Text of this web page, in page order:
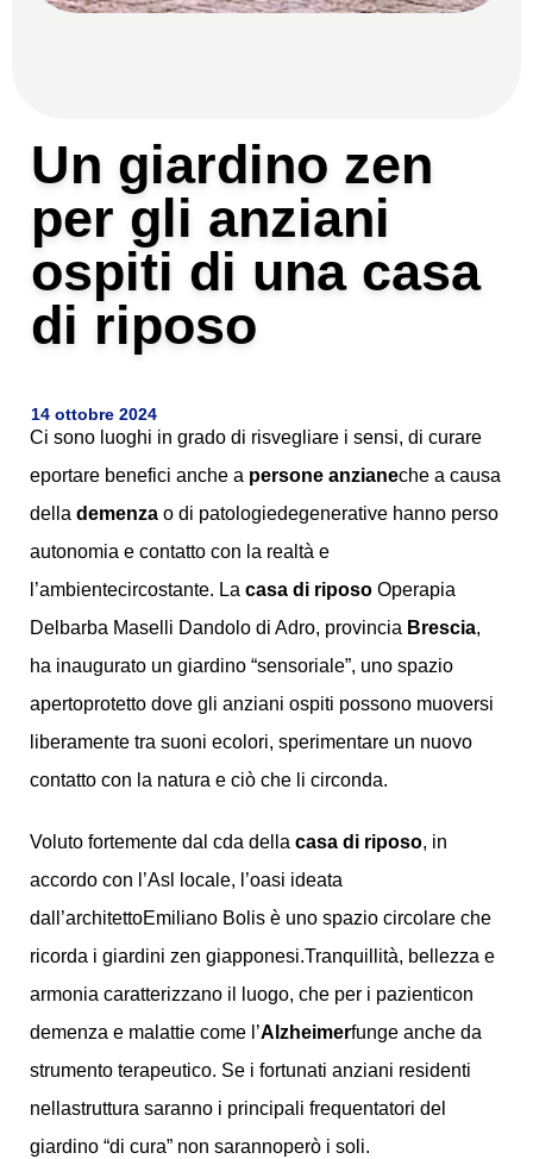
Un giardino zen
per gli anziani
ospiti di una casa
di riposo
14 ottobre 2024
Ci sono luoghi in grado di risvegliare i sensi, di curare
eportare benefici anche a persone anzianeche a causa
della demenzao di patologiedegenerative hanno perso
autonomia e contatto con la realtà e
l’ambientecircostante. La casa di riposoOperapia
Delbarba Maselli Dandolo di Adro, provincia Brescia,
ha inaugurato un giardino “sensoriale”, uno spazio
apertoprotetto dove gli anziani ospiti possono muoversi
liberamente tra suoni ecolori, sperimentare un nuovo
contatto con la natura e ciò che li circonda.
Voluto fortemente dal cda della casa di riposo, in
accordo con l’Asl locale, l’oasi ideata
dall’architettoEmiliano Bolis è uno spazio circolare che
ricorda i giardini zen giapponesi.Tranquillità, bellezza e
armonia caratterizzano il luogo, che per i pazienticon
demenza e malattie come l’Alzheimerfunge anche da
strumento terapeutico. Se i fortunati anziani residenti
nellastruttura saranno i principali frequentatori del
giardino “di cura” non sarannoperò i soli.